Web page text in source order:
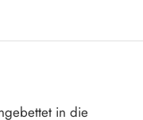
in die